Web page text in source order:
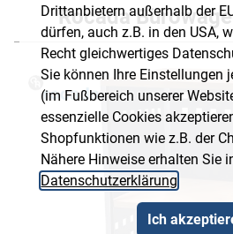
Drittanbietern außerhalb der
dürfen, auch z.B. in den USA,
Recht gleichwertiges
Sie können Ihre Einstellungen
(im Fußbereich unserer
essenzielle Cookies
Shopfunktionen wie z.B. der
Nähere Hinweise erhalten Sie
Datenschutzerklärung
Ich
Rocada